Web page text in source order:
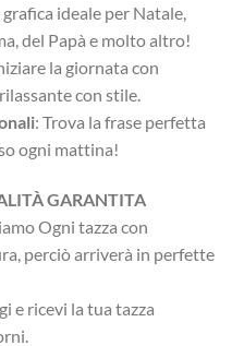
grafica ideale per Natale,
del Papà e molto altro!
la giornata con
con stile.
: Trova la frase perfetta
ogni mattina!
GARANTITA
Ogni tazza con
perciò arriverà in perfette
e ricevi la tua tazza